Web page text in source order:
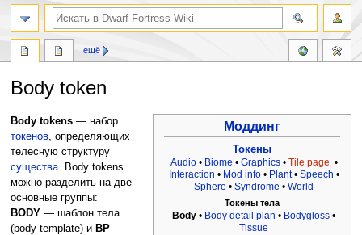
Body token
Перейти
к
навигации
Перейти
к
поиску
Моддинг
Токены
Audio• Biome • Graphics• Tile page •
Interaction • Mod info• Plant• Speech •
Sphere •Syndrome •World
Токены тела
Body • Body detail plan • Bodygloss •
Tissue
Body tokens— набор
токенов, определяющих
телесную структуру
существа. Body tokens
можно разделить на две
основные группы:
BODY— шаблон тела
(body template) и BP—
ещё
поиск